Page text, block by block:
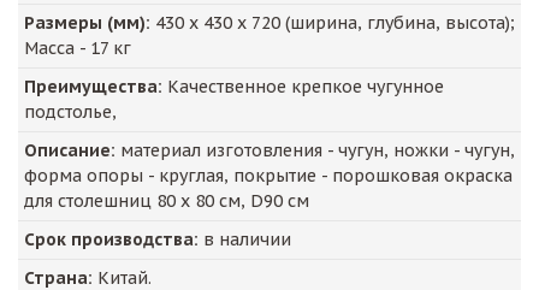
Размеры (мм): 430 х 430 х 720 (ширина, глубина, высота);
Масса - 17 кг
Преимущества: Качественное крепкое чугунное
подстолье,
Описание: материал изготовления - чугун, ножки - чугун,
форма опоры - круглая, покрытие - порошковая окраска
для столешниц 80 х 80 см, D90 см
Срок производства: в наличии
Страна: Китай.